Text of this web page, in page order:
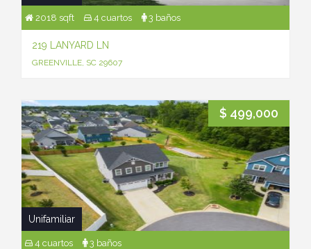
2018 sqft 4 cuartos 3 baños
219 LANYARD LN
GREENVILLE, SC 29607
$ 499,000
Unifamiliar
4 cuartos 3 baños